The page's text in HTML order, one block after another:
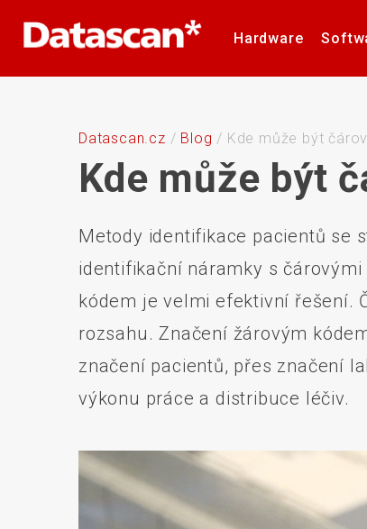
Hardware
Tiskárny plastových karet
Bezdrátové sítě Držáky
Datascan.cz / Blog / Kde může být
Kde může být
Metody identifikace pacientů se
identifikační náramky s
kódem je velmi efektivní řešení.
rozsahu. Značení žárovým
značení pacientů, přes značení
výkonu práce a distribuce léčiv.